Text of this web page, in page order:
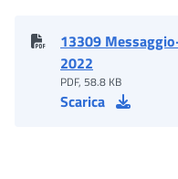
13309
2022
PDF, 58.8 KB
Scarica